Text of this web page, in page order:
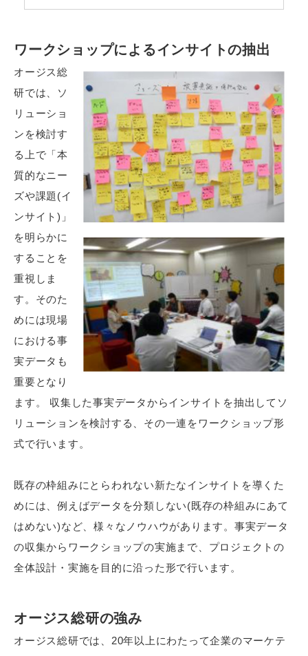
ワークショップによるインサイトの抽出
オージス総
研では、ソ
リューショ
ンを検討す
る上で「本
質的なニー
ズや課題(イ
ンサイト)」
を明らかに
することを
重視しま
す。そのた
めには現場
における事
実データも
重要となり
ます。 収集した事実データからインサイトを抽出してソ
リューションを検討する、その一連をワークショップ形
式で行います。
既存の枠組みにとらわれない新たなインサイトを導くた
めには、例えばデータを分類しない(既存の枠組みにあて
はめない)など、様々なノウハウがあります。事実データ
の収集からワークショップの実施まで、プロジェクトの
全体設計・実施を目的に沿った形で行います。
オージス総研の強み
オージス総研では、20年以上にわたって企業のマーケテ